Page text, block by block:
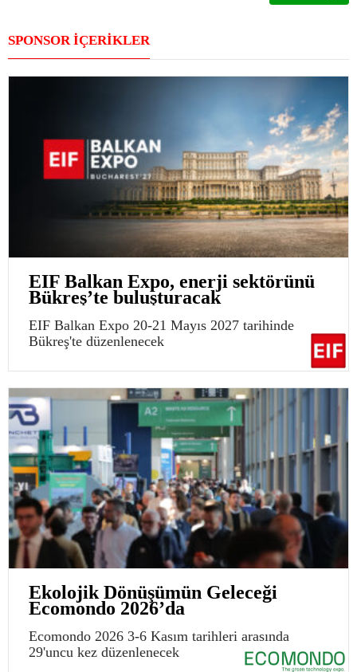
SPONSOR İÇERİKLER
EIF Balkan Expo, enerji sektörünü
Bükreş’te buluşturacak
EIF Balkan Expo 20-21 Mayıs 2027 tarihinde
Bükreş'te düzenlenecek
Ekolojik Dönüşümün Geleceği
Ecomondo 2026’da
Ecomondo 2026 3-6 Kasım tarihleri arasında
29'uncu kez düzenlenecek